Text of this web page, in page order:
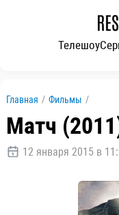
Телешоу
Главная / Фильмы /
Матч
12 января 2015 в